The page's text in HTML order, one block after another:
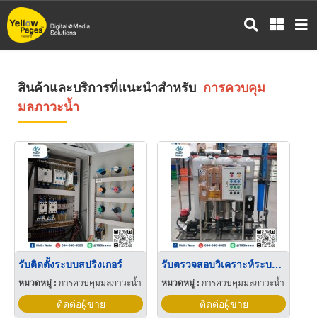
ข้าม
ไป
สินค้าและบริการที่แนะนำสำหรับ การควบคุม
มลภาวะน้ำ
รับติดตั้งระบบสปริงเกอร์
หมวดหมู่ : การควบคุมมลภาวะน้ำ
ติดต่อผู้ขาย
รับตรวจสอบวิเคราะห์ระบบน้ำ พร้อมใบอนุญาต
หมวดหมู่ : การควบคุมมลภาวะน้ำ
ติดต่อผู้ขาย